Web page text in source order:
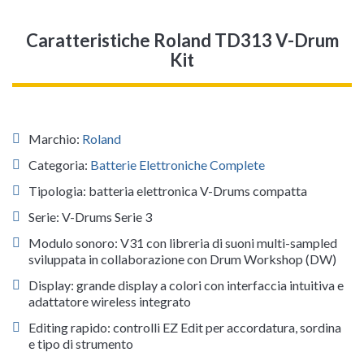
Caratteristiche Roland TD313 V-Drum
Kit
Marchio: Roland
Categoria: Batterie Elettroniche Complete
Tipologia: batteria elettronica V-Drums compatta
Serie: V-Drums Serie 3
Modulo sonoro: V31 con libreria di suoni multi-sampled
sviluppata in collaborazione con Drum Workshop (DW)
Display: grande display a colori con interfaccia intuitiva e
adattatore wireless integrato
Editing rapido: controlli EZ Edit per accordatura, sordina
e tipo di strumento